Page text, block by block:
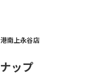
港南上永谷店
ップ